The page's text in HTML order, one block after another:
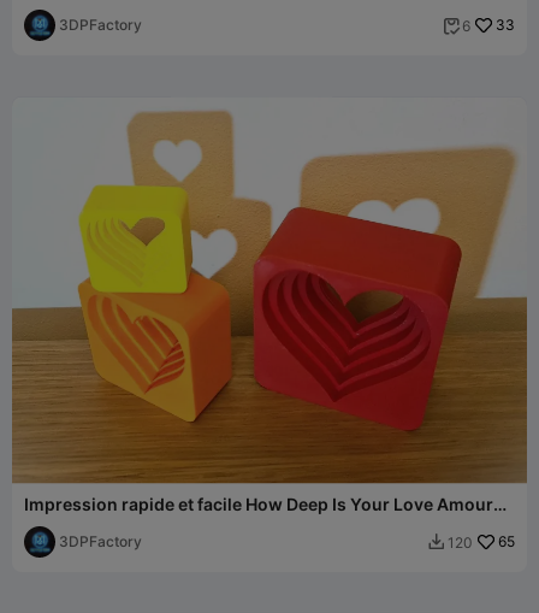
3DPFactory  6 33
Impression rapide et facile How Deep Is Your Love Amour
Saint-Valentin Cœur
3DPFactory  120 65